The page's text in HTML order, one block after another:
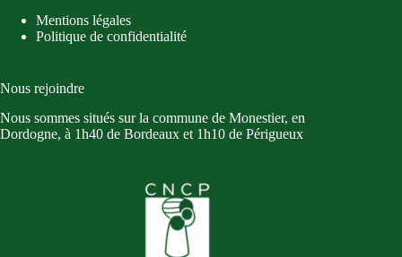
Mentions légales
Politique de confidentialité
Nous rejoindre
Nous sommes situés sur la commune de Monestier, en
Dordogne, à 1h40 de Bordeaux et 1h10 de Périgueux